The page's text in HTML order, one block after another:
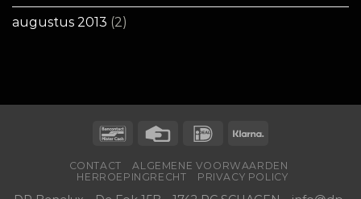
augustus 2013 (2)
CONTACT
ALGEMENE VOORWAARDEN
HERROEPINGRECHT
PRIVACY POLICY